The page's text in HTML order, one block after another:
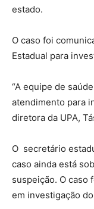
estado.
O caso foi
Estadual para
“A equipe de
atendimento para
diretora da UPA,
O secretário
caso ainda está
suspeição. O caso
em investigação